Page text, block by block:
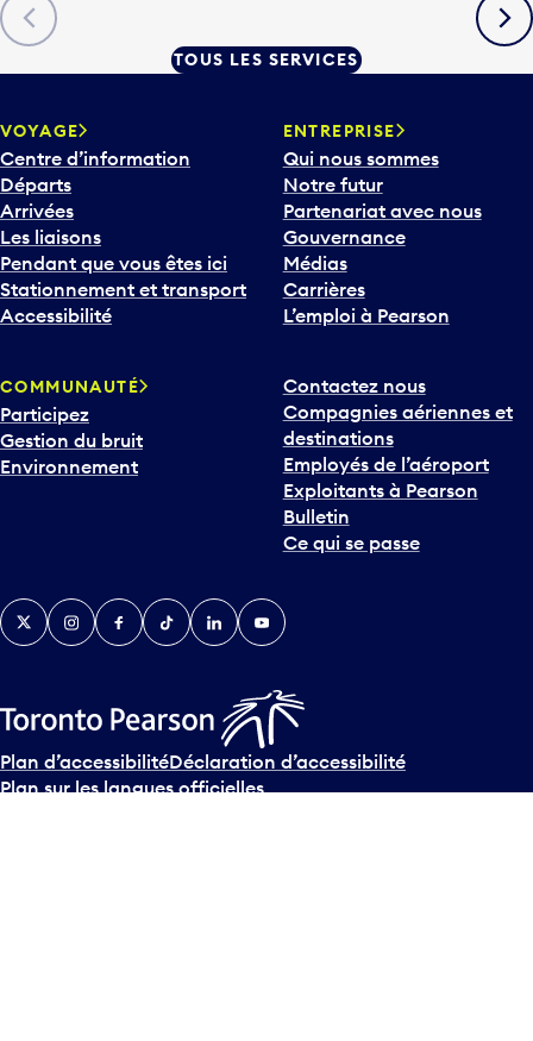
TOUS LES SERVICES
VOYAGE
Centre d’information
Départs
Arrivées
Les liaisons
Pendant que vous êtes ici
Stationnement et transport
Accessibilité
ENTREPRISE
Qui nous sommes
Notre futur
Partenariat avec nous
Gouvernance
Médias
Carrières
L’emploi à Pearson
COMMUNAUTÉ
Participez
Gestion du bruit
Environnement
Contactez nous
Compagnies aériennes et
destinations
Employés de l’aéroport
Exploitants à Pearson
Bulletin
Ce qui se passe
TwitterInstagramFacebook
TikTokLinkedInYouTube
Plan d’accessibilitéDéclaration d’accessibilité
Plan sur les langues officielles